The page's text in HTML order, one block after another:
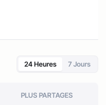
24 Heures 7 Jours
PLUS PARTAGES